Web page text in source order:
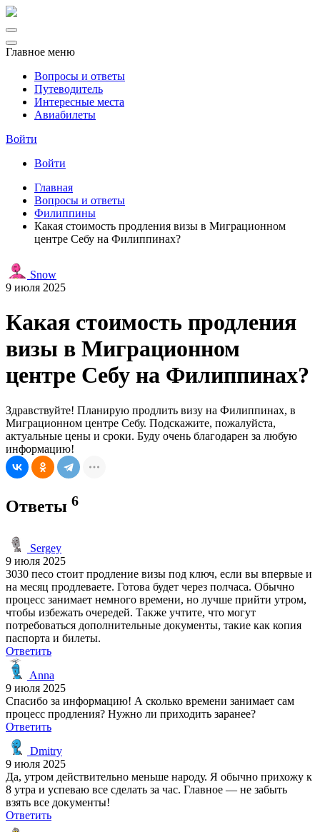
Главное меню
Вопросы и ответы
Путеводитель
Интересные места
Авиабилеты
Войти
Войти
Главная
Вопросы и ответы
Филиппины
Какая стоимость продления визы в Миграционном
центре Себу на Филиппинах?
Snow
9 июля 2025
Какая стоимость продления
визы в Миграционном
центре Себу на Филиппинах?
Здравствуйте! Планирую продлить визу на Филиппинах, в
Миграционном центре Себу. Подскажите, пожалуйста,
актуальные цены и сроки. Буду очень благодарен за любую
информацию!
Ответы 6
Sergey
9 июля 2025
3030 песо стоит продление визы под ключ, если вы впервые и
на месяц продлеваете. Готова будет через полчаса. Обычно
процесс занимает немного времени, но лучше прийти утром,
чтобы избежать очередей. Также учтите, что могут
потребоваться дополнительные документы, такие как копия
паспорта и билеты.
Ответить
Anna
9 июля 2025
Спасибо за информацию! А сколько времени занимает сам
процесс продления? Нужно ли приходить заранее?
Ответить
Dmitry
9 июля 2025
Да, утром действительно меньше народу. Я обычно прихожу к
8 утра и успеваю все сделать за час. Главное — не забыть
взять все документы!
Ответить